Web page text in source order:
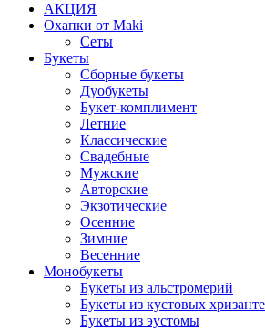
АКЦИЯ
Охапки от Maki
Сеты
Букеты
Сборные букеты
Дуобукеты
Букет-комплимент
Летние
Классические
Свадебные
Мужские
Авторские
Экзотические
Осенние
Зимние
Весенние
Монобукеты
Букеты из альстромерий
Букеты из кустовых
Букеты из эустомы